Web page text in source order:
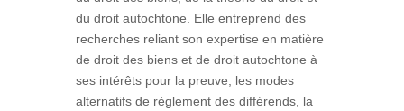
du droit autochtone. Elle entreprend des
recherches reliant son expertise en matière
de droit des biens et de droit autochtone à
ses intérêts pour la preuve, les modes
alternatifs de règlement des différends, la